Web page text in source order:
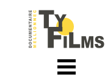
☰ Menu